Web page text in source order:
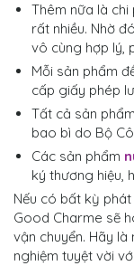
Thêm nữa là
rất nhiều. Nhờ
vô cùng hợp lý,
Mỗi sản phẩm
cấp giấy phép
Tất cả sản
bao bì do Bộ
Các sản phẩm
ký thương hiệu,
Nếu có bất kỳ
Good Charme sẽ
vận chuyển. Hãy
nghiệm tuyệt vời